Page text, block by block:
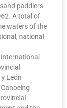
paddlers
A total of
waters of the
national
León